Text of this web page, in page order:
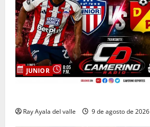
JUNIOR
Ray Ayala del valle 9 de agosto de 2026